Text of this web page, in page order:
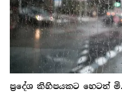
ප්‍රදේශ කිහිපයකට හෙටත්